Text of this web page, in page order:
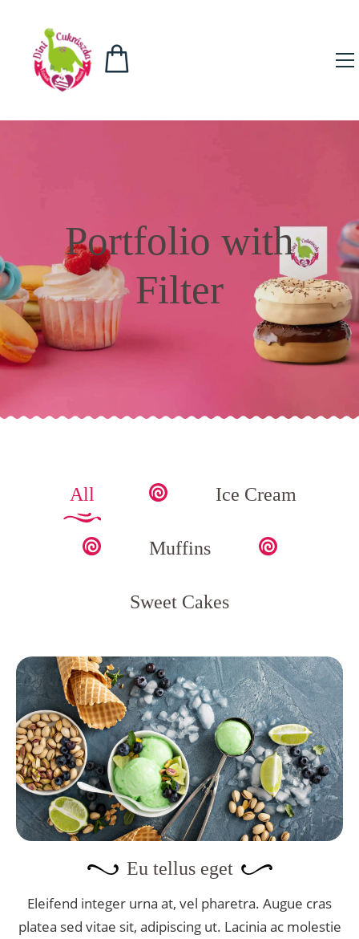
Portfolio with
Filter
All Ice Cream
Muffins
Sweet Cakes
Eu tellus eget
Eleifend integer urna at, vel pharetra. Augue cras
platea sed vitae sit, adipiscing ut. Lacinia ac molestie